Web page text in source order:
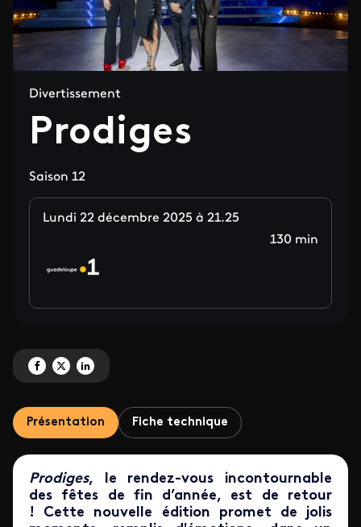
Divertissement
Prodiges
Saison 12
Lundi 22 décembre 2025 à 21.25
130 min
Partagez 'Prodiges' sur Facebook
Partagez 'Prodiges' sur X
Partagez 'Prodiges' sur LinkedIn
Présentation Fiche technique
Prodiges, le rendez-vous incontournable
des fêtes de fin d’année, est de retour
! Cette nouvelle édition promet de jolis